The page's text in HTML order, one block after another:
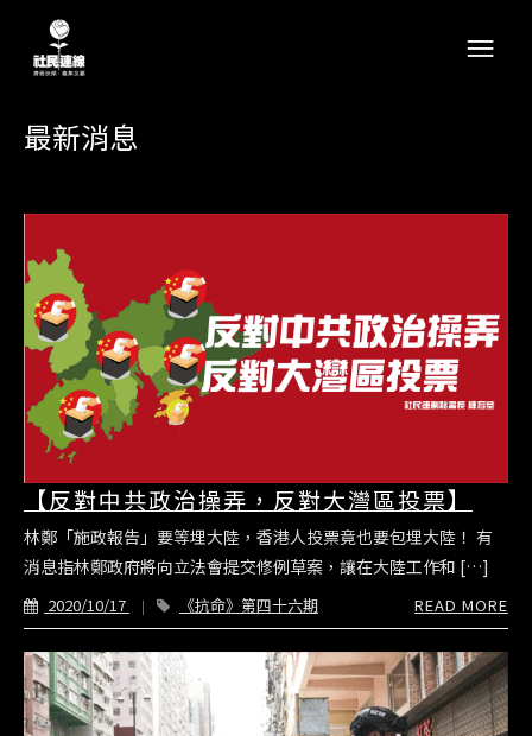
最新消息
【反對中共政治操弄，反對大灣區投票】
林鄭「施政報告」要等埋大陸，香港人投票竟也要包埋大陸！ 有
消息指林鄭政府將向立法會提交修例草案，讓在大陸工作和 […]
2020/10/17 《抗命》第四十六期 READ MORE